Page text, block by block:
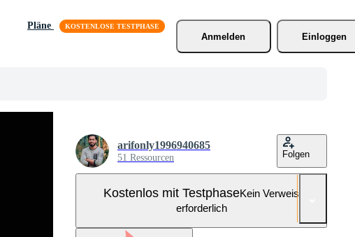
Pläne
Anmelden
Einloggen
arifonly1996940685
51 Ressourcen Folgen
Kostenlos mit TestphaseKein Verweis
erforderlich